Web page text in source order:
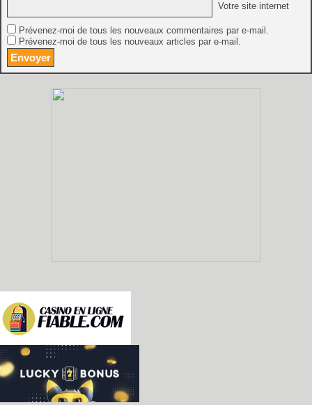
Votre site internet
Prévenez-moi de tous les nouveaux commentaires par e-mail.
Prévenez-moi de tous les nouveaux articles par e-mail.